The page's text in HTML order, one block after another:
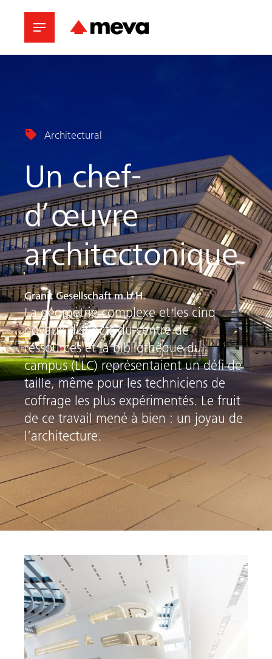
Architectural
Un chef-
d’œuvre
architectonique
Granit Gesellschaft m.b.H.
La géométrie complexe et les cinq
noyaux distincts du centre de
ressources et la bibliothèque du
campus (LLC) représentaient un défi de
taille, même pour les techniciens de
coffrage les plus expérimentés. Le fruit
de ce travail mené à bien : un joyau de
l’architecture.